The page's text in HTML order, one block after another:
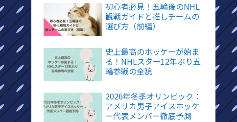
初心者必見！五輪後のNHL
観戦ガイドと推しチームの
選び方（前編）
史上最高のホッケーが始ま
る！NHLスター12年ぶり五
輪参戦の全貌
2026年冬季オリンピック：
アメリカ男子アイスホッケ
ー代表メンバー徹底予測